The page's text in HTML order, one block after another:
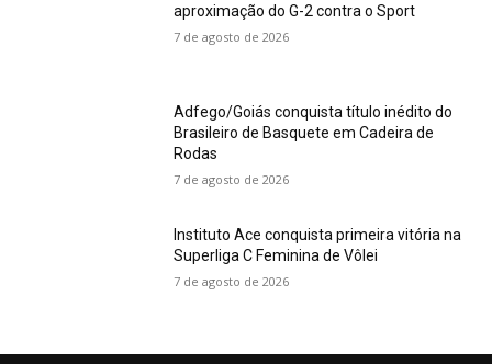
aproximação do G-2 contra o Sport
7 de agosto de 2026
Adfego/Goiás conquista título inédito do
Brasileiro de Basquete em Cadeira de
Rodas
7 de agosto de 2026
Instituto Ace conquista primeira vitória na
Superliga C Feminina de Vôlei
7 de agosto de 2026